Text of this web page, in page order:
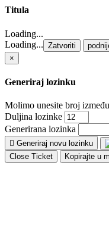
Titula
Loading...
Loading... Zatvoriti
×
Generiraj lozinku
Molimo unesite broj
Duljina lozinke
Generirana lozinka
Generiraj novu lozinku
Close Ticket
Kopirajte u